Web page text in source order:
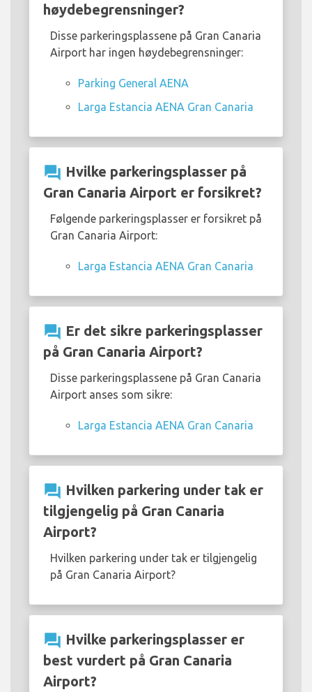
høydebegrensninger?
Disse parkeringsplassene på Gran Canaria
Airport har ingen høydebegrensninger:
Parking General AENA
Larga Estancia AENA Gran Canaria
question_answer Hvilke parkeringsplasser på
Gran Canaria Airport er forsikret?
Følgende parkeringsplasser er forsikret på
Gran Canaria Airport:
Larga Estancia AENA Gran Canaria
question_answer Er det sikre parkeringsplasser
på Gran Canaria Airport?
Disse parkeringsplassene på Gran Canaria
Airport anses som sikre:
Larga Estancia AENA Gran Canaria
question_answer Hvilken parkering under tak er
tilgjengelig på Gran Canaria
Airport?
Hvilken parkering under tak er tilgjengelig
på Gran Canaria Airport?
question_answer Hvilke parkeringsplasser er
best vurdert på Gran Canaria
Airport?